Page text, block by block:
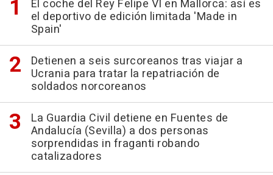
El coche del Rey Felipe VI en Mallorca: así es
el deportivo de edición limitada 'Made in
Spain'
Detienen a seis surcoreanos tras viajar a
Ucrania para tratar la repatriación de
soldados norcoreanos
La Guardia Civil detiene en Fuentes de
Andalucía (Sevilla) a dos personas
sorprendidas in fraganti robando
catalizadores